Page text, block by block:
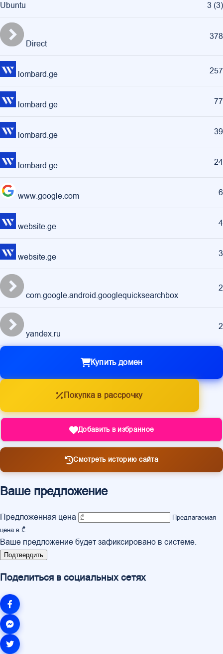
Ubuntu 3 (3)
Direct
378
lombard.ge 257
lombard.ge 77
lombard.ge 39
lombard.ge 24
www.google.com 6
website.ge 4
website.ge 3
com.google.android.googlequicksearchbox
2
yandex.ru
2
Купить домен
Покупка в рассрочку
Добавить в избранное
Смотреть историю сайта
Ваше предложение
Предложенная цена
Предлагаемая
цена в ₾
Ваше предложение будет зафиксировано в системе.
Подтвердить
Поделиться в социальных сетях